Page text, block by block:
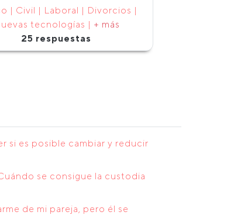
| Civil | Laboral | Divorcios |
tecnologías | + más
25 respuestas
si es posible cambiar y reducir
se consigue la custodia
de mi pareja, pero él se